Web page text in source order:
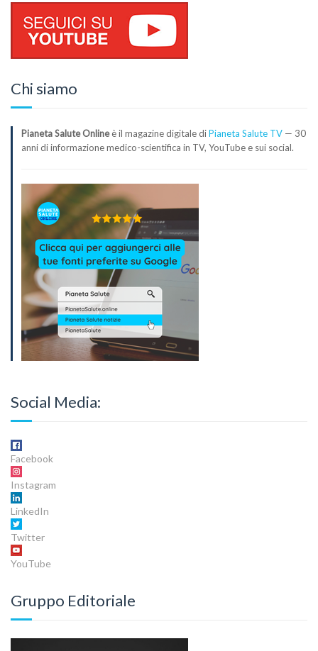
Chi siamo
Pianeta Salute Onlineè il magazine digitale diPianeta Salute TV — 30
anni di informazione medico-scientifica in TV, YouTube e sui social.
Social Media:
Facebook
Instagram
LinkedIn
Twitter
YouTube
Gruppo Editoriale